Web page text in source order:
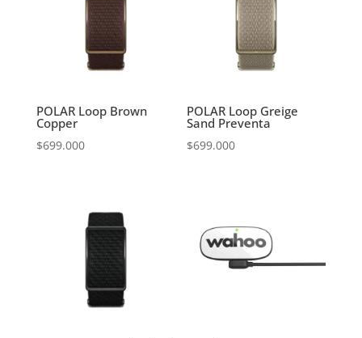
POLAR Loop Brown
Copper
$699.000
POLAR Loop Greige
Sand Preventa
$699.000